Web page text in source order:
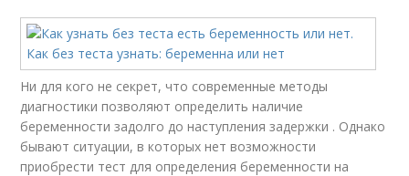
Ни для кого не секрет, что современные методы
диагностики позволяют определить наличие
беременности задолго до наступления задержки . Однако
бывают ситуации, в которых нет возможности
приобрести тест для определения беременности на